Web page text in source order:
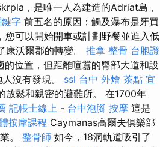
，是唯一人為建造的Adriat島，
字 前五名的原因；觸及瀑布是牙買
您可以開始開車或計劃野餐並進入低
沃爾郡的轉變。 推拿 整骨 台胞證
的位置，但距離喧囂的臀部大道和設
沒有發現。 ssl 台中 外燴 茶點 宜
放鬆和親密的避難所。 在1700年
記帳士線上 - 台中泡腳 按摩 這是
按摩課程 Caymanas高爾夫俱樂部
。 整骨師 如今，18洞軌道吸引了